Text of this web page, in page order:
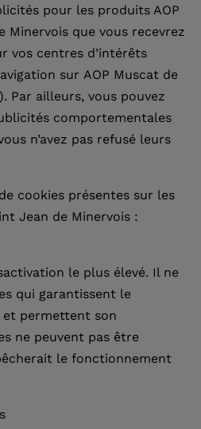
pour les produits AOP
Minervois que vous recevrez
vos centres d’intérêts
sur AOP Muscat de
Par ailleurs, vous pouvez
comportementales
n’avez pas refusé leurs
cookies présentes sur les
Jean de Minervois :
le plus élevé. Il ne
qui garantissent le
permettent son
ne peuvent pas être
le fonctionnement